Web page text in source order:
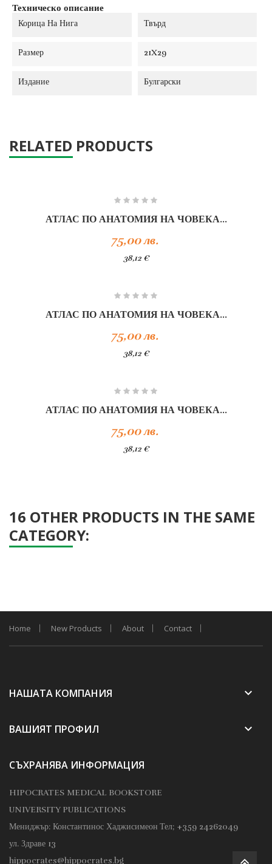
Техническо описание
Корица На Нига Твърд
Размер 21X29
Издание Булгарски
RELATED PRODUCTS
АТЛАС ПО АНАТОМИЯ НА ЧОВЕКА...
75,00 лв.
38,12 €
АТЛАС ПО АНАТОМИЯ НА ЧОВЕКА...
75,00 лв.
38,12 €
АТЛАС ПО АНАТОМИЯ НА ЧОВЕКА...
75,00 лв.
38,12 €
16 OTHER PRODUCTS IN THE SAME
CATEGORY:
Home New Products About Contact
НАШАТА КОМПАНИЯ keyboard_arrow_down
ВАШИЯТ ПРОФИЛ keyboard_arrow_down
СЪХРАНЯВА ИНФОРМАЦИЯ
HIPOCRATES MEDICAL BOOKSTORE
UNIVERSITY PUBLICATIONS
Мениджър: Константинос Хаджисимеон Тел; +359 24262049
ул. Здраве 13
hippocrates@hippocrates.bg